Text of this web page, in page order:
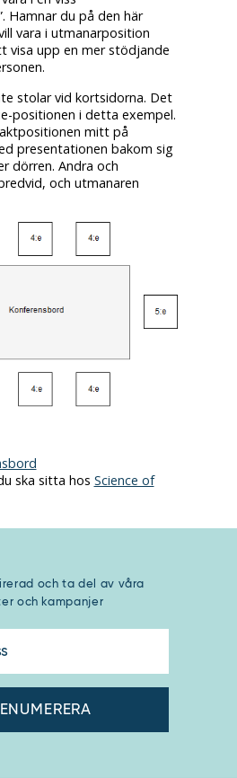
Hamnar du på den här
vara i utmanarposition
visa upp en mer stödjande
stolar vid kortsidorna. Det
positionen i detta exempel.
mitt på
presentationen bakom sig
dörren. Andra och
och utmanaren
ska sitta hos Science of
och ta del av våra
och kampanjer